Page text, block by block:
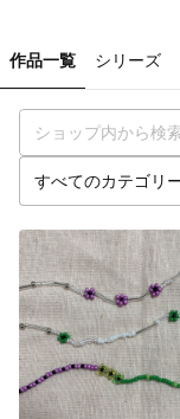
作品一覧 シリーズ